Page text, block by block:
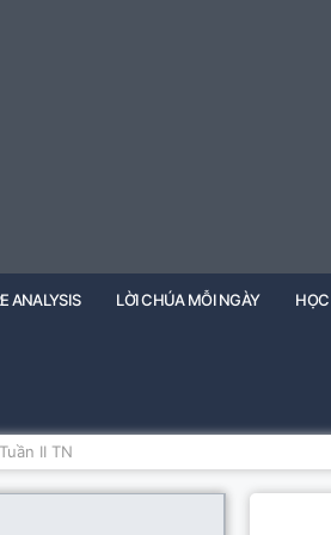
ANALYSIS LỜI CHÚA MỖI NGÀY
II TN